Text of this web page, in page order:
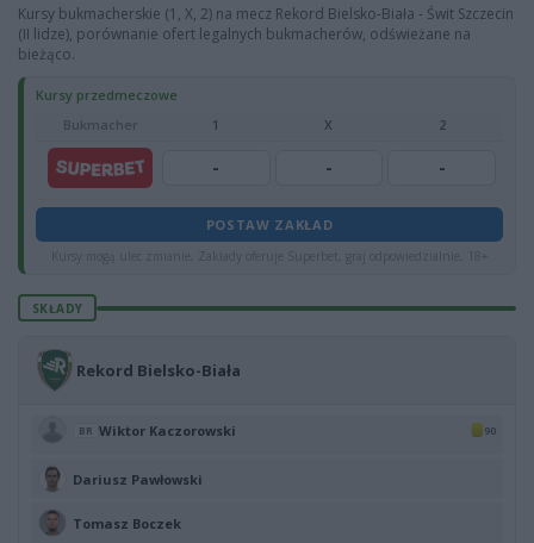
Kursy bukmacherskie (1, X, 2) na mecz Rekord Bielsko-Biała - Świt Szczecin
(II lidze), porównanie ofert legalnych bukmacherów, odświeżane na
bieżąco.
Kursy przedmeczowe
Bukmacher
1 X 2
- - -
POSTAW ZAKŁAD
Kursy mogą ulec zmianie, Zakłady oferuje Superbet, graj odpowiedzialnie, 18+
SKŁADY
Rekord Bielsko-Biała
BR Wiktor Kaczorowski 90
Dariusz Pawłowski
Tomasz Boczek